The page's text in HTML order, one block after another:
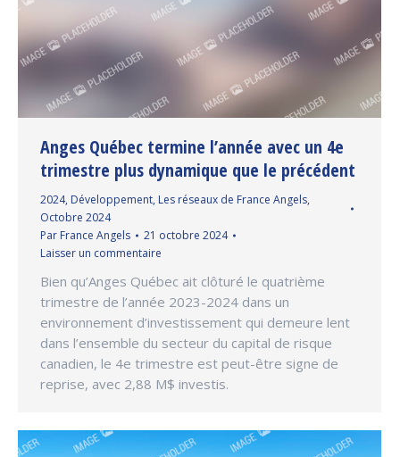
Anges Québec termine l’année avec un 4e
trimestre plus dynamique que le précédent
2024, Développement, Les réseaux de France Angels,
Octobre 2024
Par France Angels
21 octobre 2024
Laisser un commentaire
Bien qu’Anges Québec ait clôturé le quatrième
trimestre de l’année 2023-2024 dans un
environnement d’investissement qui demeure lent
dans l’ensemble du secteur du capital de risque
canadien, le 4e trimestre est peut-être signe de
reprise, avec 2,88 M$ investis.